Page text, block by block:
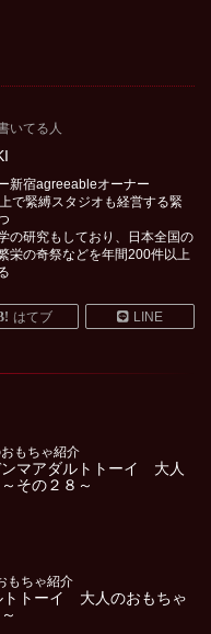
いてる人
新宿agreeableオーナー
で緊縛スタジオも経営する緊
の研究もしており、日本全国の
栄の奇祭などを年間200件以上
はてブ LINE
もちゃ紹介
マアダルトトーイ 大人
その２８～
もちゃ紹介
トトーイ 大人のおもちゃ